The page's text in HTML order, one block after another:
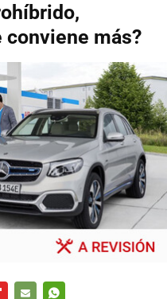
conviene más?